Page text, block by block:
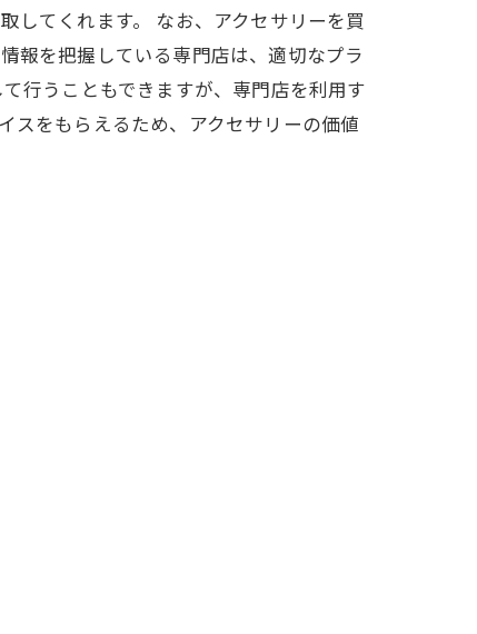
してくれます。 なお、アクセサリーを買
報を把握している専門店は、適切なプラ
行うこともできますが、専門店を利用す
スをもらえるため、アクセサリーの価値